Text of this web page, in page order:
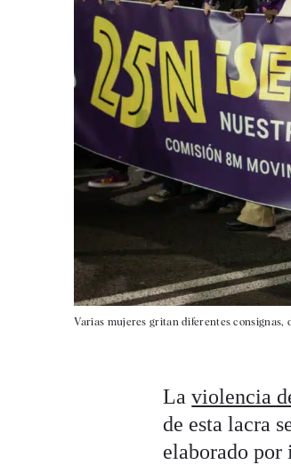
Varias mujeres gritan diferentes
Laviolencia
de esta lacra
elaborado por